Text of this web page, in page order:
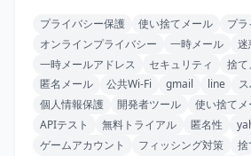
プライバシー保護 使い捨てメール
プ
オンラインプライバシー
一時メール
迷
一時メールアドレス
セキュリティ 捨て
匿名メール
公共Wi-Fi gmail line
個人情報保護
開発者ツール
使い捨て
APIテスト
無料トライアル 匿名性
ゲームアカウント
フィッシング対策
捨